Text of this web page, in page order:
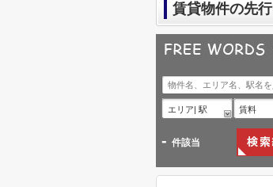
賃貸物件の先
エリア| 駅 賃料
- 件該当